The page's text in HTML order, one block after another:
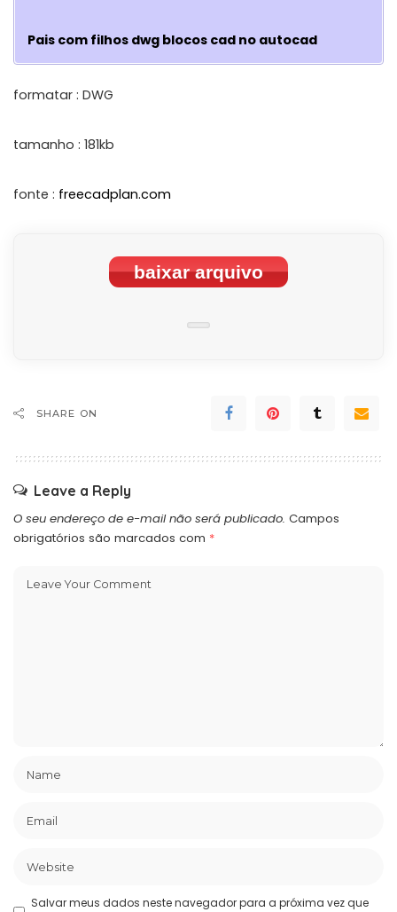
Pais com filhos dwg blocos cad no autocad
formatar : DWG
tamanho : 181kb
fonte : freecadplan.com
baixar arquivo
SHARE ON
Leave a Reply
O seu endereço de e-mail não será publicado. Campos
obrigatórios são marcados com *
Salvar meus dados neste navegador para a próxima vez que